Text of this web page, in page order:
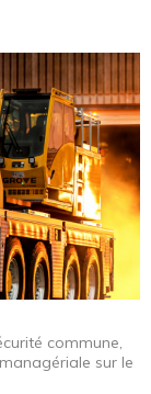
commune,
sur le